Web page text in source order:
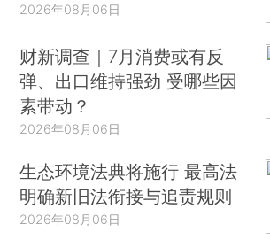
2026年08月06日
财新调查｜7月消费或有反
弹、出口维持强劲 受哪些因
素带动？
2026年08月06日
生态环境法典将施行 最高法
明确新旧法衔接与追责规则
2026年08月06日